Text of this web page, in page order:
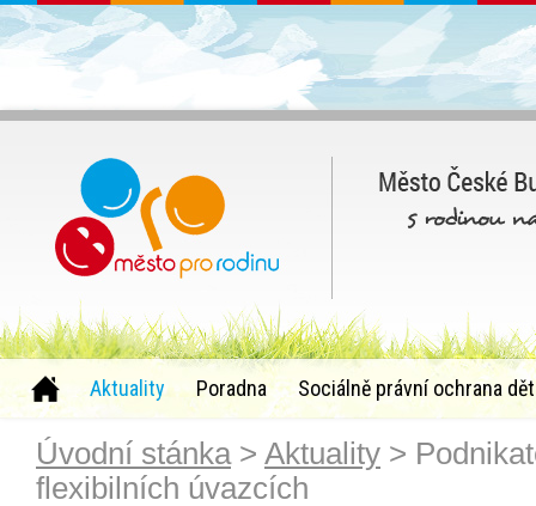
Aktuality Poradna Sociálně právní ochrana
Úvodní stánka> Aktuality >
flexibilních úvazcích